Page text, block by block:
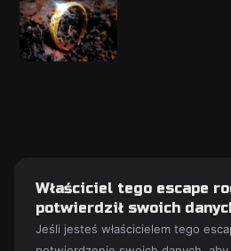
Właściciel tego escape
potwierdził swoich
Jeśli jesteś właścicielem tego